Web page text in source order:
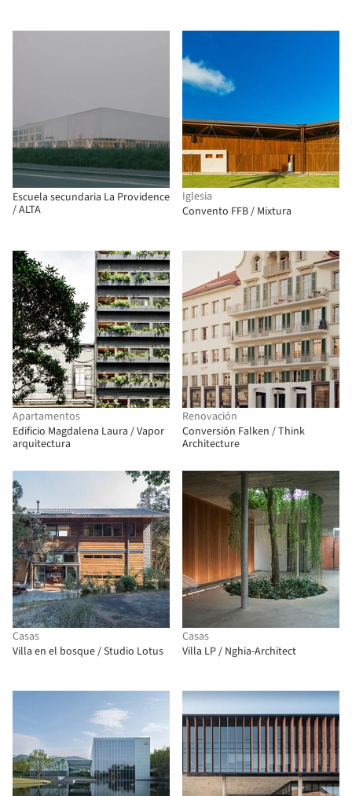
Escuela secundaria La Providence
/ ALTA
Iglesia
Convento FFB / Mixtura
Apartamentos
Edificio Magdalena Laura / Vapor
arquitectura
Renovación
Conversión Falken / Think
Architecture
Casas
Villa en el bosque / Studio Lotus
Casas
Villa LP / Nghia-Architect